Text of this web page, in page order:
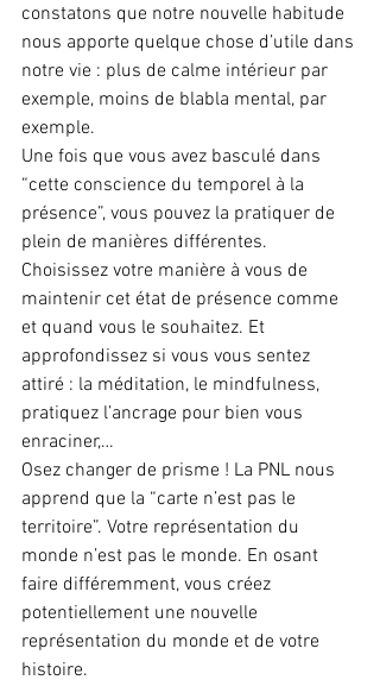
constatons que notre nouvelle habitude
nous apporte quelque chose d’utile dans
notre vie : plus de calme intérieur par
exemple, moins de blabla mental, par
exemple.
Une fois que vous avez basculé dans
“cette conscience du temporel à la
présence”, vous pouvez la pratiquer de
plein de manières différentes.
Choisissez votre manière à vous de
maintenir cet état de présence comme
et quand vous le souhaitez. Et
approfondissez si vous vous sentez
attiré : la méditation, le mindfulness,
pratiquez l’ancrage pour bien vous
enraciner,…
Osez changer de prisme ! La PNL nous
apprend que la “carte n’est pas le
territoire”. Votre représentation du
monde n’est pas le monde. En osant
faire différemment, vous créez
potentiellement une nouvelle
représentation du monde et de votre
histoire.